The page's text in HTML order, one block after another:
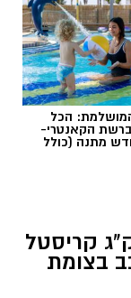
המושלמת: הכל
הקאנטרי-
מתנה (כולל
איקרה הריחה: 1.6 ק"ג קריסטל
בצומת